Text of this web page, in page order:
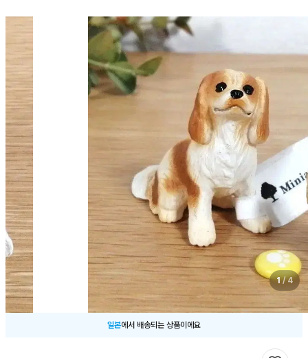
1/4
일본에서 배송되는 상품이에요